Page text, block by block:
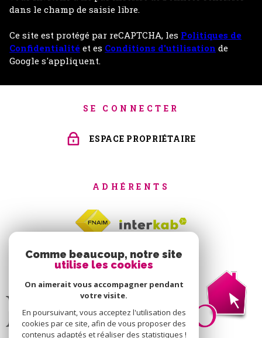
dans le champ de saisie libre.
Ce site est protégé par reCAPTCHA, les Politiques de
Confidentialité et es Conditions d'utilisation de
Google s'appliquent.
SE CONNECTER
ESPACE PROPRIÉTAIRE
ADHÉRENTS
Comme beaucoup, notre site
utilise les cookies
On aimerait vous accompagner pendant
votre visite.
En poursuivant, vous acceptez l'utilisation des
cookies par ce site, afin de vous proposer des
contenus adaptés et réaliser des statistiques !